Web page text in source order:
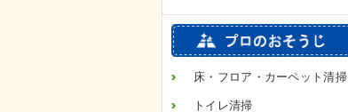
床・フロア・カーペット清掃
トイレ清掃